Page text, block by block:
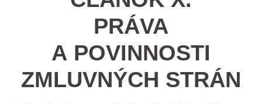
PRÁVA
A POVINNOSTI
ZMLUVNÝCH STRÁN